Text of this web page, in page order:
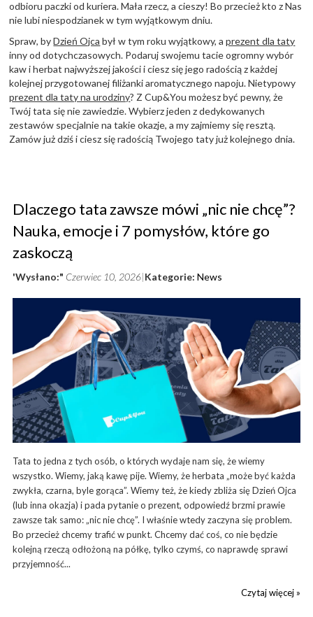
odbioru paczki od kuriera. Mała rzecz, a cieszy! Bo przecież kto z Nas
nie lubi niespodzianek w tym wyjątkowym dniu.
Spraw, byDzień Ojca był w tym roku wyjątkowy, aprezent dla taty
inny od dotychczasowych. Podaruj swojemu tacie ogromny wybór
kaw i herbat najwyższej jakości i ciesz się jego radością z każdej
kolejnej przygotowanej filiżanki aromatycznego napoju. Nietypowy
prezent dla taty na urodziny? Z Cup&You możesz być pewny, że
Twój tata się nie zawiedzie. Wybierz jeden z dedykowanych
zestawów specjalnie na takie okazje, a my zajmiemy się resztą.
Zamów już dziś i ciesz się radością Twojego taty już kolejnego dnia.
Dlaczego tata zawsze mówi „nic nie chcę”?
Nauka, emocje i 7 pomysłów, które go
zaskoczą
'Wysłano:" Czerwiec 10, 2026 Kategorie: News
Tata to jedna z tych osób, o których wydaje nam się, że wiemy
wszystko. Wiemy, jaką kawę pije. Wiemy, że herbata „może być każda
zwykła, czarna, byle gorąca”. Wiemy też, że kiedy zbliża się Dzień Ojca
(lub inna okazja) i pada pytanie o prezent, odpowiedź brzmi prawie
zawsze tak samo: „nic nie chcę”. I właśnie wtedy zaczyna się problem.
Bo przecież chcemy trafić w punkt. Chcemy dać coś, co nie będzie
kolejną rzeczą odłożoną na półkę, tylko czymś, co naprawdę sprawi
przyjemność...
Czytaj więcej »